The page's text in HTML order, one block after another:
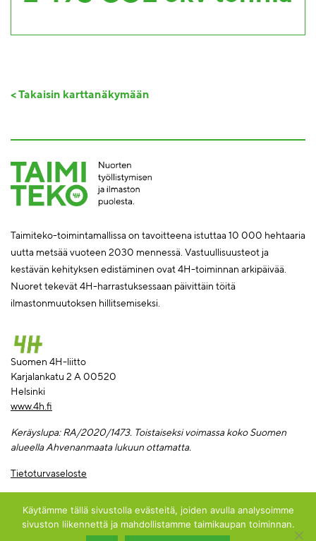
< Takaisin karttanäkymään
Taimiteko-toimintamallissa on tavoitteena istuttaa 10 000 hehtaaria
uutta metsää vuoteen 2030 mennessä. Vastuullisuusteot ja
kestävän kehityksen edistäminen ovat 4H-toiminnan arkipäivää.
Nuoret tekevät 4H-harrastuksessaan päivittäin töitä
ilmastonmuutoksen hillitsemiseksi.
Suomen 4H-liitto
Karjalankatu 2 A 00520
Helsinki
www.4h.fi
Keräyslupa: RA/2020/1473. Toistaiseksi voimassa koko Suomen
alueella Ahvenanmaata lukuun ottamatta.
Tietoturvaseloste
Käytämme tällä sivustolla evästeitä, joiden avulla analysoimme
sivuston liikennettä ja mahdollistamme taimikaupan toiminnan.